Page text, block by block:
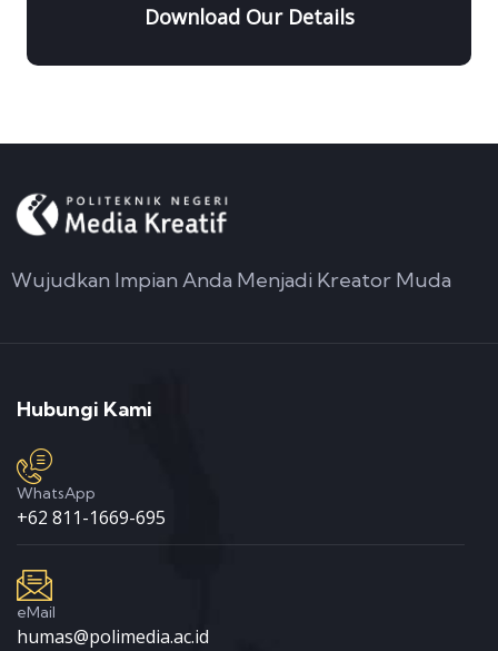
Download Our Details
Wujudkan Impian Anda Menjadi Kreator Muda
Hubungi Kami
WhatsApp
+62 811-1669-695
eMail
humas@polimedia.ac.id